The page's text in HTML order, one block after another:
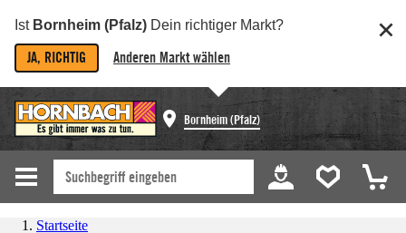
Ist Bornheim (Pfalz) Dein richtiger Markt?
JA, RICHTIG Anderen Markt wählen
Bornheim (Pfalz)
Startseite